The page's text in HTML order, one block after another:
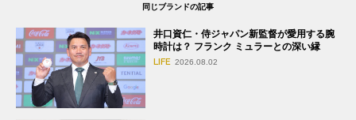
同じブランドの記事
井口資仁・侍ジャパン新監督が愛用する腕
時計は？ フランク ミュラーとの深い縁
LIFE 2026.08.02